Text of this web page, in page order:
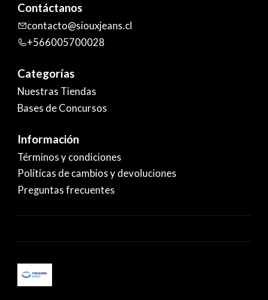
Contáctanos
contacto@siouxjeans.cl
+566005700028
Categorías
Nuestras Tiendas
Bases de Concursos
Información
Términos y condiciones
Políticas de cambios y devoluciones
Preguntas frecuentes